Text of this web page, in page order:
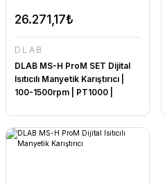
26.271,17₺
DLAB
DLAB MS-H ProM SET Dijital
Isıtıcılı Manyetik Karıştırıcı |
100-1500rpm | PT1000 |